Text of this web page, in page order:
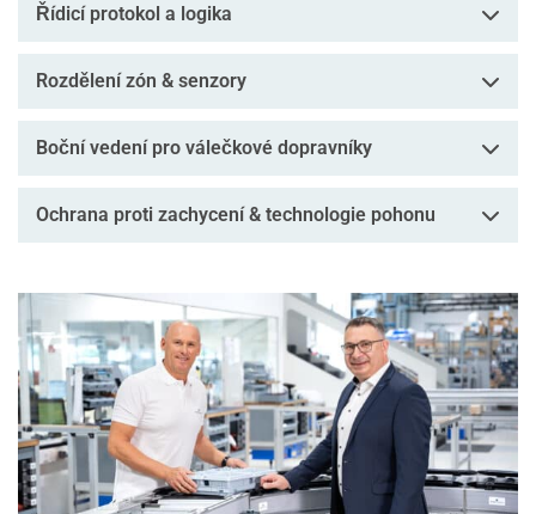
Řídicí protokol a logika
Rozdělení zón & senzory
Boční vedení pro válečkové dopravníky
Ochrana proti zachycení & technologie pohonu